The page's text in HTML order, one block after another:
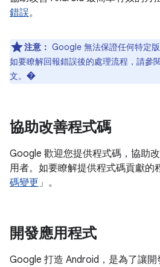
錯誤。
注意： Google 無法保證任何特定版
如要瞭解回報錯誤後的處理流程，請參
文。�
協助改善程式碼
Google 歡迎您提供程式碼，協助
用者。如要瞭解提供程式碼貢獻的
碼變更」。
開發應用程式
Google 打造 Android，是為了讓